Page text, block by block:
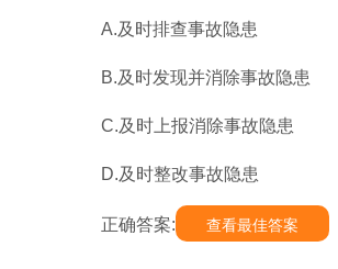
A.及时排查事故隐患
B.及时发现并消除事故隐患
C.及时上报消除事故隐患
D.及时整改事故隐患
正确答案: 查看最佳答案